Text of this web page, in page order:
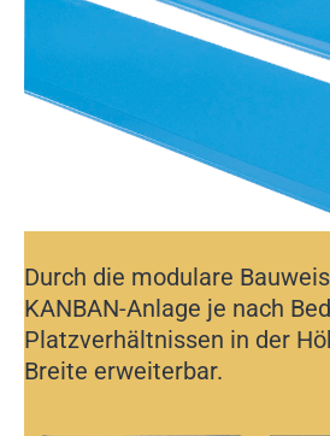
Durch die modulare
KANBAN-Anlage je nach
Platzverhältnissen in der
Breite erweiterbar.